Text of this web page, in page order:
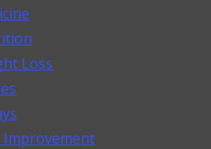
Loss
Improvement